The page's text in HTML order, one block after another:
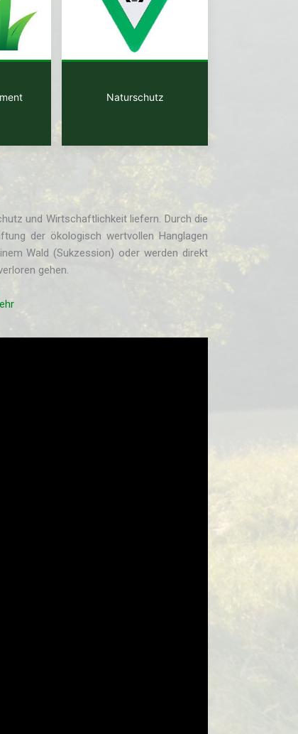
Naturschutz
und Wirtschaftlichkeit liefern. Durch die
der ökologisch wertvollen Hanglagen
Wald (Sukzession) oder werden direkt
gehen.